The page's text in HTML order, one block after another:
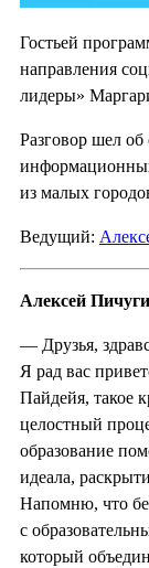
Гостьей
направления
лидеры»
Разговор шел об
из малых
Ведущий:
Алексей
— Друзья,
Я рад вас
Пайдейя, такое
целостный
образование
идеала,
Напомню, что
с
который